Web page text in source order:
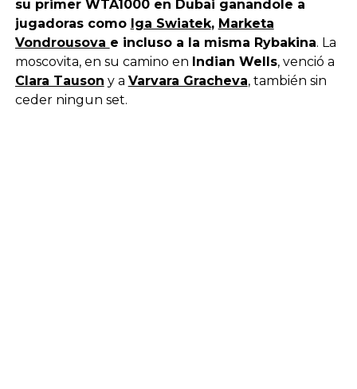
su primer WTA1000 en Dubai ganandole a
jugadoras como Iga Swiatek, Marketa
Vondrousova e incluso a la misma Rybakina. La
moscovita, en su camino en Indian Wells, venció a
Clara Tauson y a Varvara Gracheva, también sin
ceder ningun set.